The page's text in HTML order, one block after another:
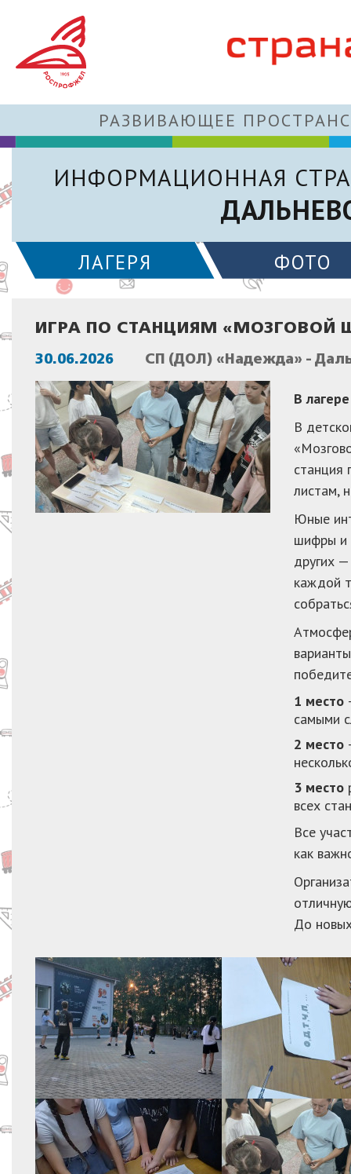
РАЗВИВАЮЩЕЕ
ИНФОРМАЦИОННАЯ
ЛАГЕРЯ ФОТО
ИГРА ПО СТАНЦИЯМ «МОЗГОВОЙ
30.06.2026 СП (ДОЛ) «Надежда» -
В
В
станция
листам,
Юные
шифры и
других
каждой
1 место
самыми
2 место
3 место
всех
Все
как
До